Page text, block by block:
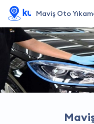
Maviş Oto